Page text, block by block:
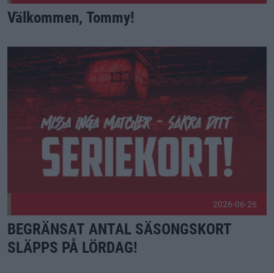
Välkommen, Tommy!
BEGRÄNSAT ANTAL SÄSONGSKORT SLÄPPS PÅ
2026-06-26
BEGRÄNSAT ANTAL SÄSONGSKORT
SLÄPPS PÅ LÖRDAG!